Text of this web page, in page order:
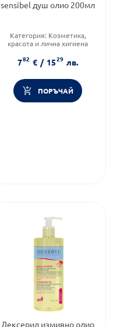
sensibel душ олио 200мл
Категория: Козметика,
красота и лична хигиена
Форма на продукта:масло
782 € / 1529 лв.
ПОРЪЧАЙ
Дексерил измивно олио